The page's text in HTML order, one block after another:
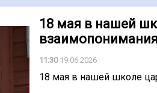
18 мая в нашей
11:3019.06.2026
18 мая в нашей школе